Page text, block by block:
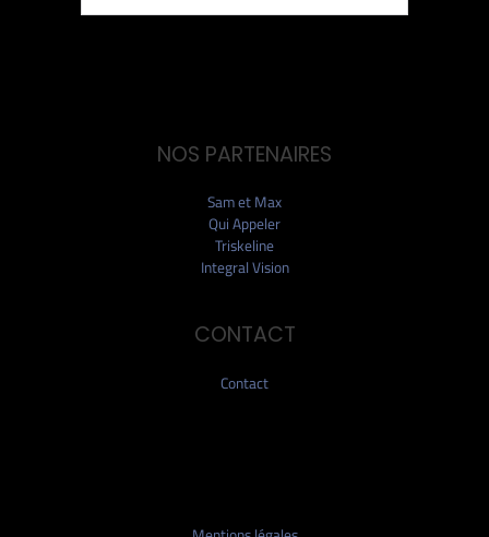
NOS PARTENAIRES
Sam et Max
Qui Appeler
Triskeline
Integral Vision
CONTACT
Contact